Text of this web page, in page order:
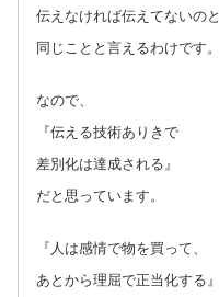
伝えなければ伝えてないのと
同じことと言えるわけです。
なので、
『伝える技術ありきで
差別化は達成される』
だと思っています。
『人は感情で物を買って、
あとから理屈で正当化する』